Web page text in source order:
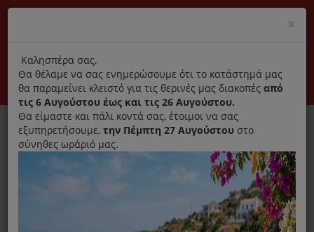
Αποκλειστικά γνήσια ανταλλακτικά
Σύνδεση Εγγραφή Εταιρεία Επικοινωνία
0
×
title
Καλησπέρα σας,
Θα θέλαμε να σας ενημερώσουμε ότι το κατάστημά μας
θα παραμείνει κλειστό για τις θερινές μας διακοπές από
τις 6 Αυγούστου έως και τις 26 Αυγούστου.
Θα είμαστε και πάλι κοντά σας, έτοιμοι να σας
εξυπηρετήσουμε, την Πέμπτη 27 Αυγούστου στο
σύνηθες ωράριό μας.